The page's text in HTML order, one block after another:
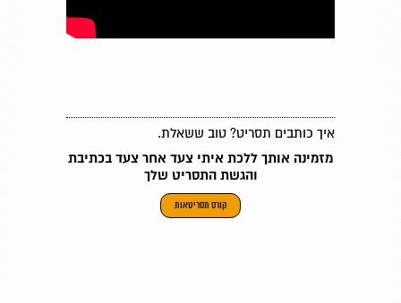
איך כותבים תסריט? טוב ששאלת.
מזמינה אותך ללכת איתי צעד אחר צעד בכתיבת
והגשת התסריט שלך
קורס תסריטאות